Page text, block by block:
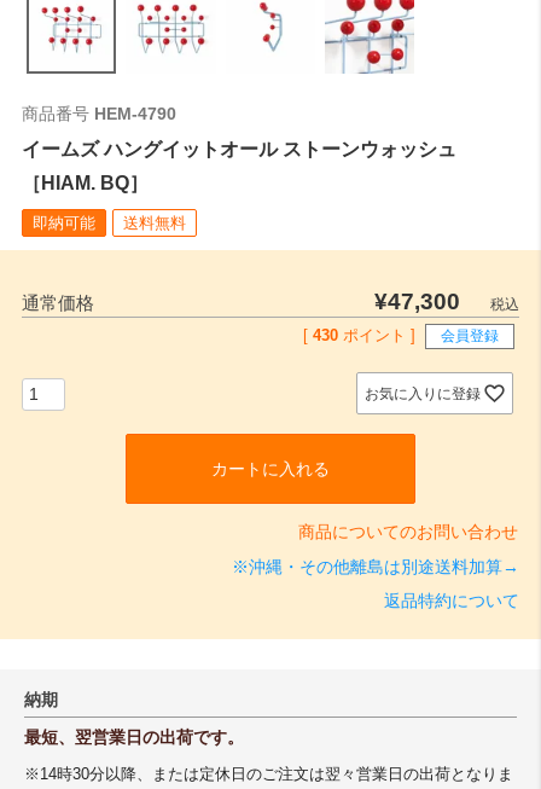
商品番号 HEM-4790
イームズ ハングイットオール ストーンウォッシュ
［HIAM. BQ］
即納可能 送料無料
通常価格 ¥47,300
税込
430 ポイント ] 会員登録
お気に入りに登録
カートに入れる
商品についてのお問い合わせ
※沖縄・その他離島は別途送料加算→
返品特約について
納期
最短、翌営業日の出荷です。
※14時30分以降、または定休日のご注文は翌々営業日の出荷となりま